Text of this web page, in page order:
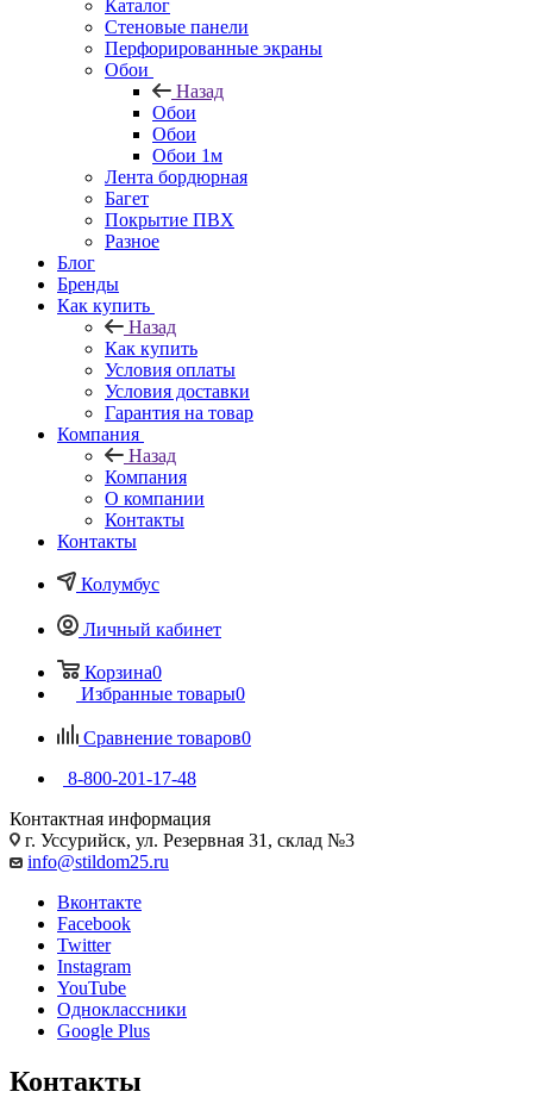
Каталог
Стеновые панели
Перфорированные экраны
Обои
Назад
Обои
Обои
Обои 1м
Лента бордюрная
Багет
Покрытие ПВХ
Разное
Блог
Бренды
Как купить
Назад
Как купить
Условия оплаты
Условия доставки
Гарантия на товар
Компания
Назад
Компания
О компании
Контакты
Контакты
Колумбус
Личный кабинет
Корзина0
Избранные товары0
Сравнение товаров0
8-800-201-17-48
Контактная информация
г. Уссурийск, ул. Резервная 31, склад №3
info@stildom25.ru
Вконтакте
Facebook
Twitter
Instagram
YouTube
Одноклассники
Google Plus
Контакты